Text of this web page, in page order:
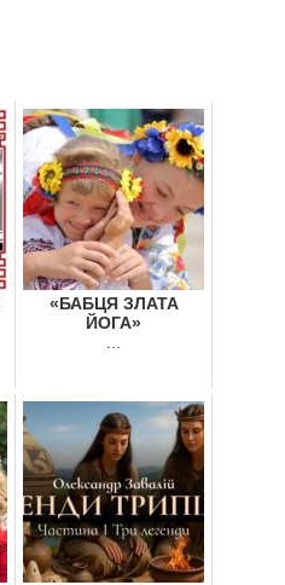
«БАБЦЯ ЗЛАТА
ЙОГА»